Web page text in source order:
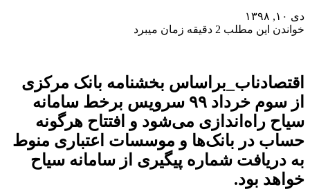
دی ۱۰, ۱۳۹۸
خواندن این مطلب 2 دقیقه زمان میبرد
اقتصادناب_براساس بخشنامه بانک مرکزی
از سوم خرداد ۹۹ سرویس برخط سامانه
سیاح راه‌اندازی می‌شود و افتتاح هرگونه
حساب در بانک‌ها و موسسات اعتباری منوط
به دریافت شماره پیگیری از سامانه سیاح
خواهد بود.